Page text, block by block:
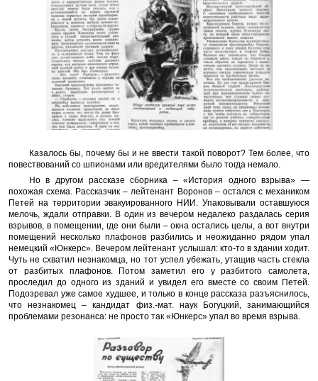
Казалось бы, почему бы и не ввести такой поворот? Тем более, что
повествований со шпионами или вредителями было тогда немало.
Но в другом рассказе сборника – «История одного взрыва» —
похожая схема. Рассказчик – лейтенант Воронов – остался с механиком
Петей на территории эвакуированного НИИ. Упаковывали оставшуюся
мелочь, ждали отправки. В один из вечером недалеко раздалась серия
взрывов, в помещении, где они были – окна остались целы, а вот внутри
помещений несколько плафонов разбились и неожиданно рядом упал
немецкий «Юнкерс». Вечером лейтенант услышал: кто-то в здании ходит.
Чуть не схватил незнакомца, но тот успел убежать, утащив часть стекла
от разбитых плафонов. Потом заметил его у разбитого самолета,
проследил до одного из зданий и увидел его вместе со своим Петей.
Подозревал уже самое худшее, и только в конце рассказа разъяснилось,
что незнакомец – кандидат физ.-мат. наук Богуцкий, занимающийся
проблемами резонанса: не просто так «Юнкерс» упал во время взрыва.